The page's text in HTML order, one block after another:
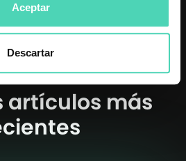
Aceptar
Descartar
artículos más